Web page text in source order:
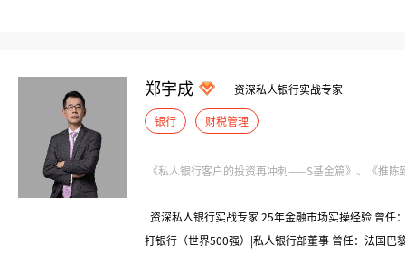
郑宇成 资深私人银行实战专家
银行 财税管理
《私人银行客户的投资再冲刺——S基金篇》、《推
资深私人银行实战专家 25年金融市场实操经验 曾任
打银行（世界500强）|私人银行部董事 曾任：法国巴